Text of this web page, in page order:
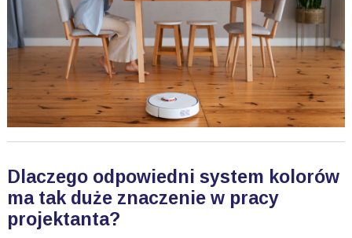
Dlaczego odpowiedni system kolorów
ma tak duże znaczenie w pracy
projektanta?
KONTAKT